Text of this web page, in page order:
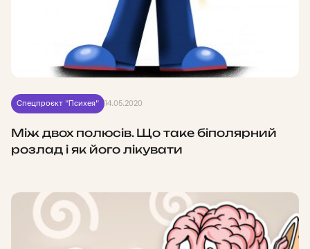
Спецпроєкт "Психея" 14.05.2020
Між двох полюсів. Що таке біполярний
розлад і як його лікувати